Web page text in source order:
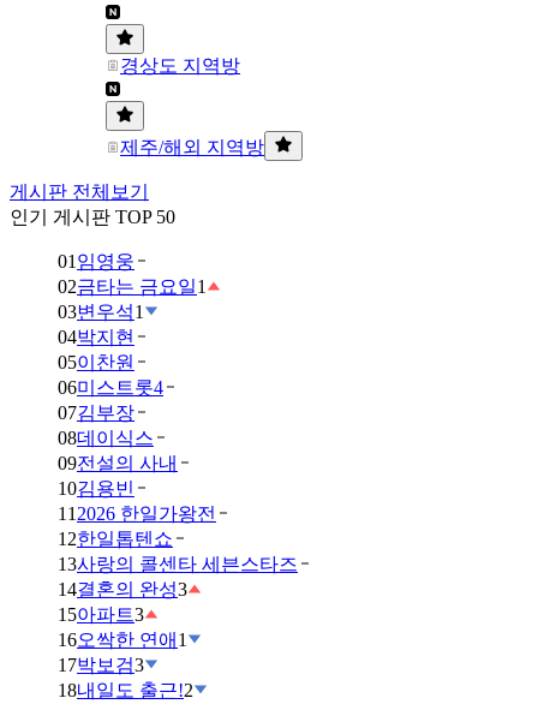
경상도 지역방
제주/해외 지역방
게시판 전체보기
인기 게시판 TOP 50
01 임영웅
02금타는 금요일1
03변우석1
04박지현
05이찬원
06미스트롯4
07김부장
08데이식스
09전설의 사내
10김용빈
11 2026 한일가왕전
12한일톱텐쇼
13사랑의 콜센타 세븐스타즈
14결혼의 완성3
15아파트3
16오싹한 연애 1
17박보검3
18내일도 출근!2